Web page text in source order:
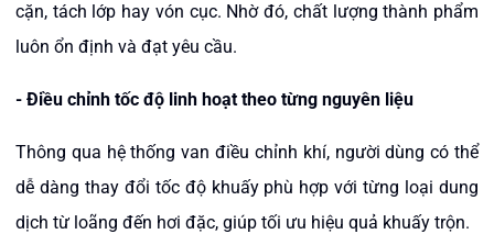
cặn, tách lớp hay vón cục. Nhờ đó, chất lượng thành phẩm
luôn ổn định và đạt yêu cầu.
- Điều chỉnh tốc độ linh hoạt theo từng nguyên liệu
Thông qua hệ thống van điều chỉnh khí, người dùng có thể
dễ dàng thay đổi tốc độ khuấy phù hợp với từng loại dung
dịch từ loãng đến hơi đặc, giúp tối ưu hiệu quả khuấy trộn.